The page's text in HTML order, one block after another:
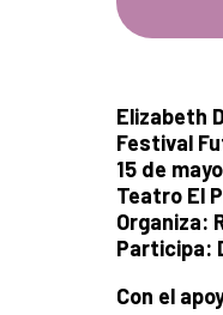
Elizabeth
Festival
15 de
Teatro El
Organiza:
Participa:
Con el